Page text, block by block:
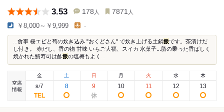
3.53 178 人 7871 人
￥8,000～￥9,999 -
...食事 桜エビと筍の炊き込み "おくどさん" で炊き上げる土鍋飯です。茶漬けだ
し付き。 赤だし、香の物 甘味 いちご大福、スイカ 水菓子...脂の乗った香ばしく
焼かれた鯖寿司は酢飯の塩梅もよく...
空席
情報
金
8/7
土
8
日
9
月
10
火
11
水
12
木
13